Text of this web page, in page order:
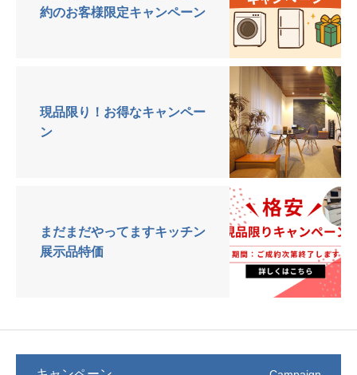
約のお客様限定キャンペーン
現品限り！お得なキャンペー
ン
まだまだやってますキッチン
展示品特価